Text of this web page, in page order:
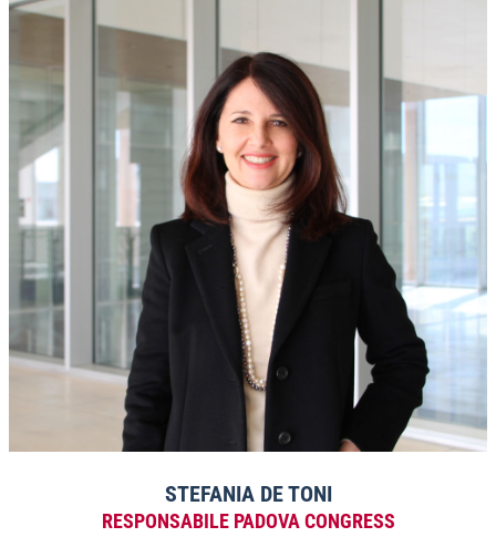
STEFANIA DE TONI
RESPONSABILE PADOVA CONGRESS